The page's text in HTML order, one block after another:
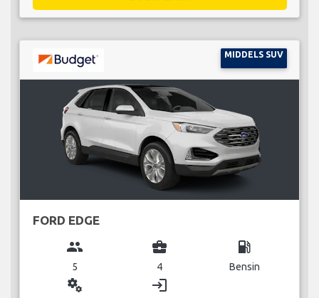
MIDDELS SUV
FORD EDGE
group
5
business_center
4
local_gas_station
Bensin
miscellaneous_services login